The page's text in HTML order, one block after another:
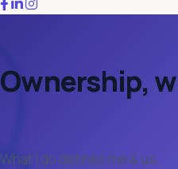
Ownership,
What I do defines me & us